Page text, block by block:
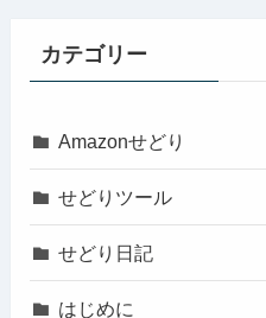
カテゴリー
Amazonせどり
せどりツール
せどり日記
はじめに